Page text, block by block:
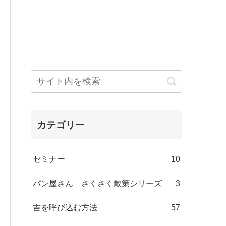
カテゴリー
セミナー 10
パン屋さん さくさく散策シリーズ 3
吉を呼び込む方法 57